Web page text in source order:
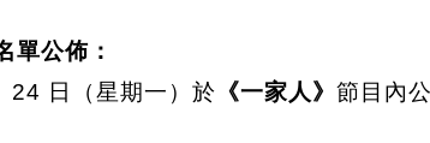
單公佈：
24 日（星期一）於 《一家人》 節目內